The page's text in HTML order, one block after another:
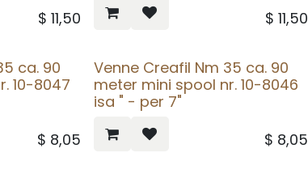
$ 11,50
$11,50
ca. 90
10-8047
$ 8,05
Venne Creafil Nm 35 ca. 90
meter mini spool nr. 10-8046
isa " - per 7"
$ 8,05